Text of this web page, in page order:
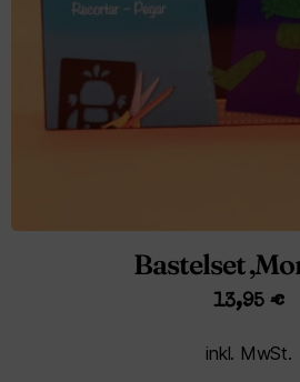
Bastelset
13,95 €
inkl. MwSt.